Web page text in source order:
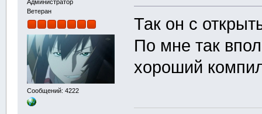
Администратор
Ветеран
Сообщений: 4222
Так он с
По мне так
хороший